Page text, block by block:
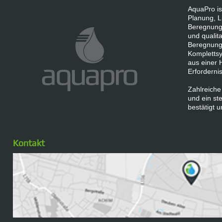
AquaPro
Planung,
und
aus einer
und ein
bestätigt
Kontakt